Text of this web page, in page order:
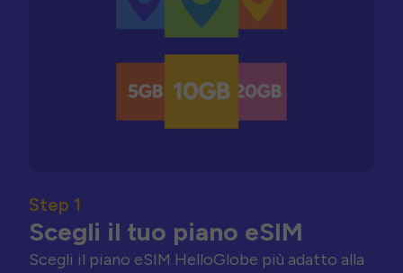
Step 1
Scegli il tuo piano eSIM
Scegli il piano eSIM HelloGlobe più adatto alla